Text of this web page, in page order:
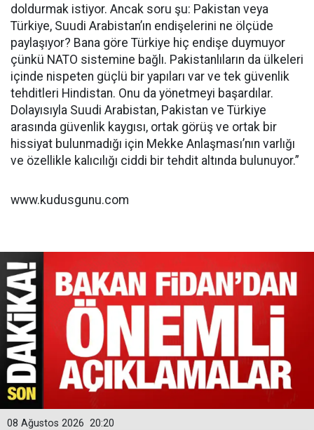
doldurmak istiyor. Ancak soru şu: Pakistan veya
Türkiye, Suudi Arabistan’ın endişelerini ne ölçüde
paylaşıyor? Bana göre Türkiye hiç endişe duymuyor
çünkü NATO sistemine bağlı. Pakistanlıların da ülkeleri
içinde nispeten güçlü bir yapıları var ve tek güvenlik
tehditleri Hindistan. Onu da yönetmeyi başardılar.
Dolayısıyla Suudi Arabistan, Pakistan ve Türkiye
arasında güvenlik kaygısı, ortak görüş ve ortak bir
hissiyat bulunmadığı için Mekke Anlaşması’nın varlığı
ve özellikle kalıcılığı ciddi bir tehdit altında bulunuyor.”
www.kudusgunu.com
20:20
08 Ağustos 2026